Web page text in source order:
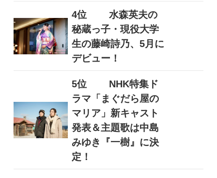
4位
水森英夫の
秘蔵っ子・現役大学
生の藤崎詩乃、5月に
デビュー！
5位
NHK特集ド
ラマ「まぐだら屋の
マリア」新キャスト
発表＆主題歌は中島
みゆき『一樹』に決
定！